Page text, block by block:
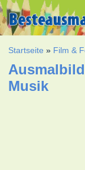
Startseite » Film &
Musik